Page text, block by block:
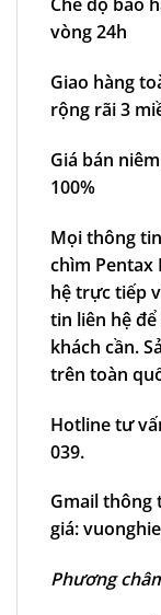
vòng 24h
Giao hàng
rộng rãi 3
Giá bán
100%
Mọi thông
chìm Pentax
hệ trực tiếp
tin liên hệ
khách cần.
trên toàn
Hotline tư
039.
Gmail thông
giá:
Phương